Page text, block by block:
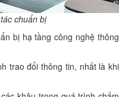
chuẩn bị
bị hạ tầng công nghệ thông
trao đổi thông tin, nhất là khi